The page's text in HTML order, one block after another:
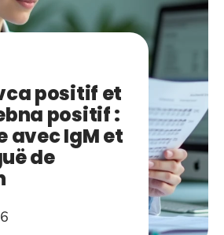
positif et
positif :
avec IgM et
de